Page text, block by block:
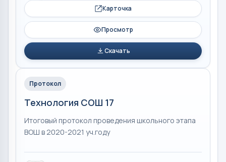
Карточка
Просмотр
Скачать
Протокол
Технология СОШ 17
Итоговый протокол проведения школьного этапа
ВОШ в 2020-2021 уч.году